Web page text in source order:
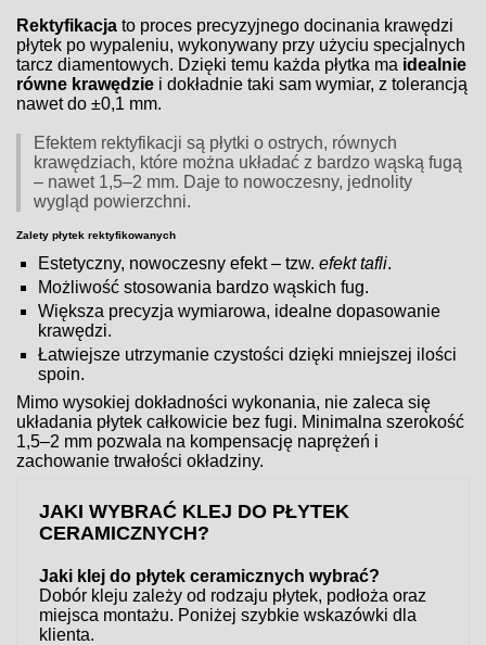
Rektyfikacja to proces precyzyjnego docinania krawędzi
płytek po wypaleniu, wykonywany przy użyciu specjalnych
tarcz diamentowych. Dzięki temu każda płytka ma idealnie
równe krawędzie i dokładnie taki sam wymiar, z tolerancją
nawet do ±0,1 mm.
Efektem rektyfikacji są płytki o ostrych, równych
krawędziach, które można układać z bardzo wąską fugą
– nawet 1,5–2 mm. Daje to nowoczesny, jednolity
wygląd powierzchni.
Zalety płytek rektyfikowanych
Estetyczny, nowoczesny efekt – tzw.efekt tafli.
Możliwość stosowania bardzo wąskich fug.
Większa precyzja wymiarowa, idealne dopasowanie
krawędzi.
Łatwiejsze utrzymanie czystości dzięki mniejszej ilości
spoin.
Mimo wysokiej dokładności wykonania, nie zaleca się
układania płytek całkowicie bez fugi. Minimalna szerokość
1,5–2 mm pozwala na kompensację naprężeń i
zachowanie trwałości okładziny.
JAKI WYBRAĆ KLEJ DO PŁYTEK
CERAMICZNYCH?
Jaki klej do płytek ceramicznych wybrać?
Dobór kleju zależy od rodzaju płytek, podłoża oraz
miejsca montażu. Poniżej szybkie wskazówki dla
klienta.